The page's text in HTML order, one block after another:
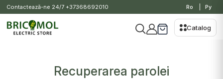
Contactează-ne 24/7 +37368692010 Ro Ру
Catalog
Recuperarea parolei